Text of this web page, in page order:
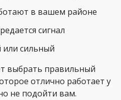
в вашем районе
сигнал
или сильный
выбрать правильный
отлично работает у
не подойти вам.